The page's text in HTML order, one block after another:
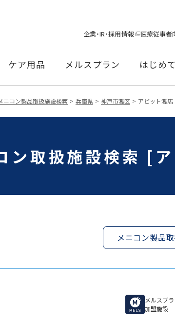
企業・IR・採用情報 医療従事者
ケア用品 メルスプラン はじめ
ニコン製品取扱施設検索 兵庫県 神戸市灘区 アビット灘店
ン取扱施設検索 [
メニコン製品
メルスプ
加盟施設